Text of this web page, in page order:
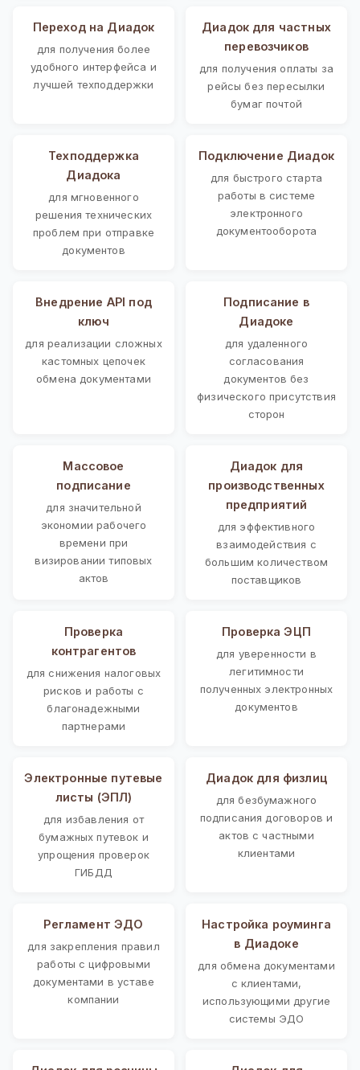
Переход на Диадок
для получения более
удобного интерфейса и
лучшей техподдержки
Диадок для частных
перевозчиков
для получения оплаты за
рейсы без пересылки
бумаг почтой
Техподдержка
Диадока
для мгновенного
решения технических
проблем при отправке
документов
Подключение Диадок
для быстрого старта
работы в системе
электронного
документооборота
Внедрение API под
ключ
для реализации сложных
кастомных цепочек
обмена документами
Подписание в
Диадоке
для удаленного
согласования
документов без
физического присутствия
сторон
Массовое
подписание
для значительной
экономии рабочего
времени при
визировании типовых
актов
Диадок для
производственных
предприятий
для эффективного
взаимодействия с
большим количеством
поставщиков
Проверка
контрагентов
для снижения налоговых
рисков и работы с
благонадежными
партнерами
Проверка ЭЦП
для уверенности в
легитимности
полученных электронных
документов
Электронные путевые
листы (ЭПЛ)
для избавления от
бумажных путевок и
упрощения проверок
ГИБДД
Диадок для физлиц
для безбумажного
подписания договоров и
актов с частными
клиентами
Регламент ЭДО
для закрепления правил
работы с цифровыми
документами в уставе
компании
Настройка роуминга
в Диадоке
для обмена документами
с клиентами,
использующими другие
системы ЭДО